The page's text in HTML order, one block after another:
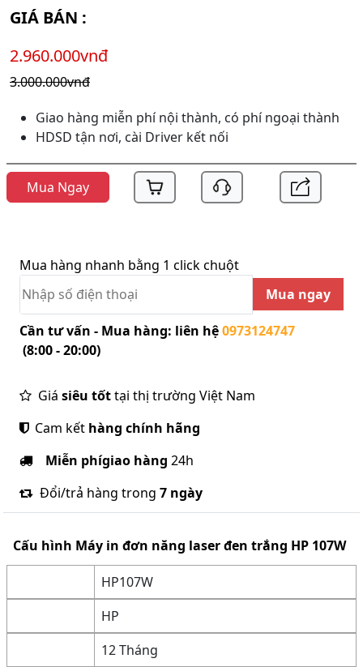
GIÁ BÁN :
2.960.000vnđ
3.000.000vnđ
Giao hàng miễn phí nội thành, có phí ngoại thành
HDSD tận nơi, cài Driver kết nối
Mua Ngay
Mua hàng nhanh bằng 1 click chuột
Mua ngay
Cần tư vấn - Mua hàng: liên hệ0973124747
(8:00 - 20:00)
Giá siêu tốttại thị trường Việt Nam
Cam kết hàng chính hãng
Miễn phígiao hàng 24h
Đổi/trả hàng trong 7 ngày
Cấu hình Máy in đơn năng laser đen trắng HP 107W
HP107W
HP
12 Tháng